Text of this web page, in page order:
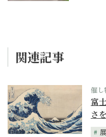
関連記事
催し
富
さ